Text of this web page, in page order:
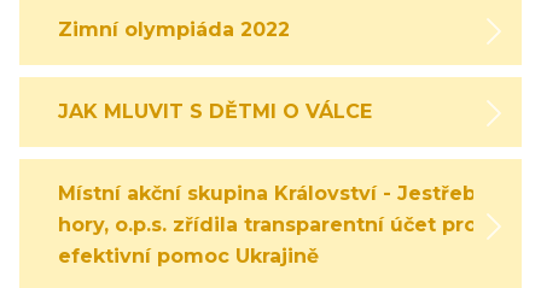
Zimní olympiáda 2022
JAK MLUVIT S DĚTMI O VÁLCE
Místní akční skupina Království - Jestřebí
hory, o.p.s. zřídila transparentní účet pro
efektivní pomoc Ukrajině